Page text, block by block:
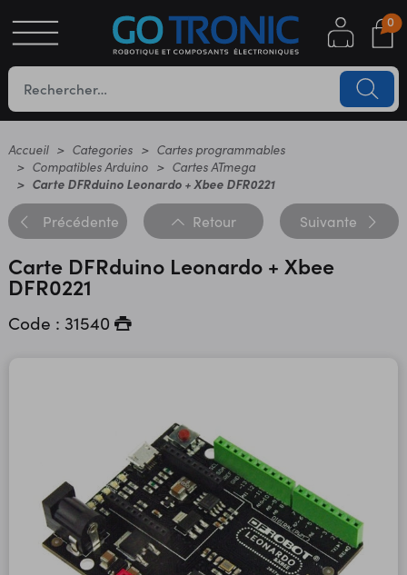
0
Accueil Categories
Cartes programmables
Compatibles Arduino
Cartes ATmega
Carte DFRduino Leonardo + Xbee DFR0221
Précédente Retour Suivante
Carte DFRduino Leonardo + Xbee
DFR0221
Code : 31540